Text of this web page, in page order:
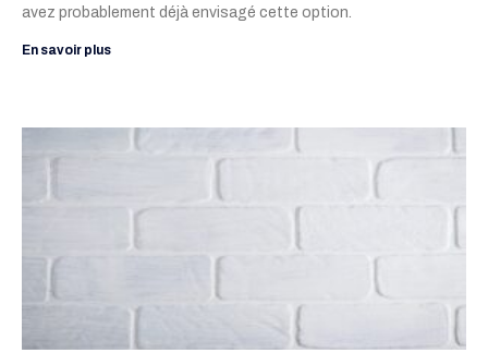
avez probablement déjà envisagé cette option.
En savoir plus